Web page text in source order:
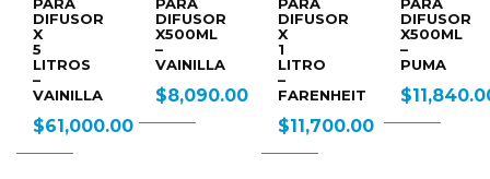
DIFUSOR
VAINILLA
$ 8,090.00
DIFUSOR
X
LITRO
FARENHEIT
11,700.00
DIFUSOR
$11,840.00
X